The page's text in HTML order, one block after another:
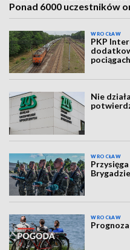
Ponad 6000 uczestników
WROCŁAW
PKP
pociągach
Nie
WROCŁAW
WROCŁAW